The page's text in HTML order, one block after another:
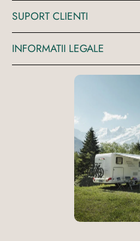
SUPORT CLIENTI
INFORMATII LEGALE